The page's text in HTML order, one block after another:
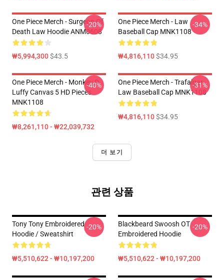
One Piece Merch - Surgeon Of
Death Law Hoodie ANM0608
₩5,994,300$43.5
-20%
One Piece Merch - Law
Baseball Cap MNK1108
₩4,816,110$34.95
-34%
One Piece Merch - Monkey D.
Luffy Canvas 5 HD Pieces
MNK1108
₩8,261,110 - ₩22,039,732
-40%
One Piece Merch - Trafalgar
Law Baseball Cap MNK1108
₩4,816,110$34.95
-31%
더 보기
관련 상품
Tony Tony Embroidered
Hoodie / Sweatshirt
₩5,510,622 - ₩10,197,200
-20%
Blackbeard Swoosh OT
Embroidered Hoodie
₩5,510,622 - ₩10,197,200
-20%